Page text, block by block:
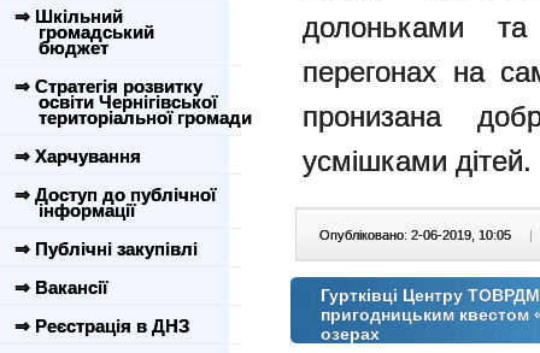
⇒ Шкільний
громадський
бюджет
⇒ Стратегія розвитку
освіти Чернігівської
територіальної громади
⇒ Харчування
⇒ Доступ до публічної
інформації
⇒ Публічні закупівлі
⇒ Вакансії
⇒ Реєстрація в ДНЗ
долоньками
перегонах на
пронизана
усмішками дітей.
Опубліковано: 2-06-2019, 10:05 |
Гуртківці Центру
пригодницьким квестом
озерах